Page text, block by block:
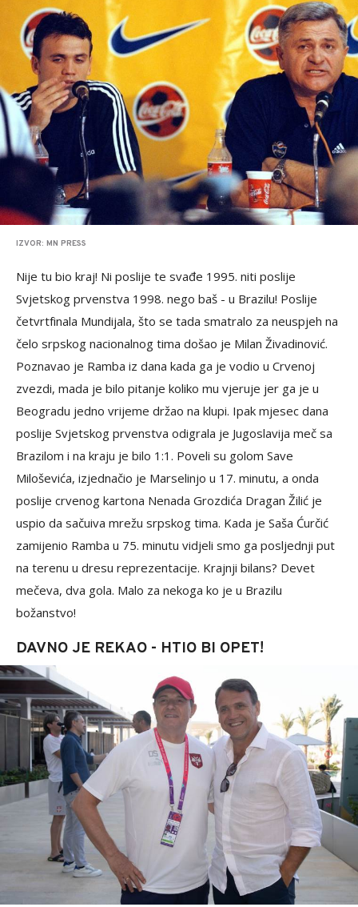
IZVOR: MN PRESS
Nije tu bio kraj! Ni poslije te svađe 1995. niti poslije
Svjetskog prvenstva 1998. nego baš - u Brazilu! Poslije
četvrtfinala Mundijala, što se tada smatralo za neuspjeh na
čelo srpskog nacionalnog tima došao je Milan Živadinović.
Poznavao je Ramba iz dana kada ga je vodio u Crvenoj
zvezdi, mada je bilo pitanje koliko mu vjeruje jer ga je u
Beogradu jedno vrijeme držao na klupi. Ipak mjesec dana
poslije Svjetskog prvenstva odigrala je Jugoslavija meč sa
Brazilom i na kraju je bilo 1:1. Poveli su golom Save
Miloševića, izjednačio je Marselinjo u 17. minutu, a onda
poslije crvenog kartona Nenada Grozdića Dragan Žilić je
uspio da sačuiva mrežu srpskog tima. Kada je Saša Ćurčić
zamijenio Ramba u 75. minutu vidjeli smo ga posljednji put
na terenu u dresu reprezentacije. Krajnji bilans? Devet
mečeva, dva gola. Malo za nekoga ko je u Brazilu
božanstvo!
DAVNO JE REKAO - HTIO BI OPET!